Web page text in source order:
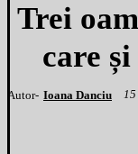
Trei
care
Autor- Ioana Danciu